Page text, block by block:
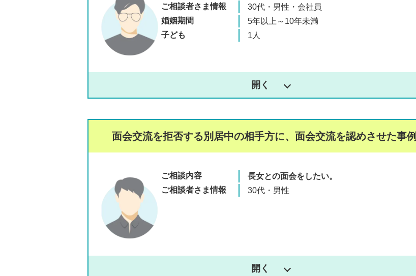
ご相談者さま情報
30代・男性・会社員
婚姻期間
5年以上～10年未満
子ども
1人
面会交流を拒否する別居中の相手方に、 面会交流を認めさせた事例
ご相談内容
長女との面会をしたい。
ご相談者さま情報
30代・男性